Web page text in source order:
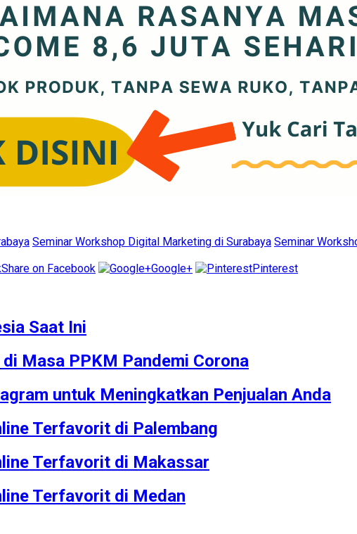
Seminar Workshop Digital Marketing di Surabaya Seminar
Share on Facebook Google+ Pinterest
Saat Ini
Masa PPKM Pandemi Corona
untuk Meningkatkan Penjualan Anda
Terfavorit di Palembang
Terfavorit di Makassar
Terfavorit di Medan